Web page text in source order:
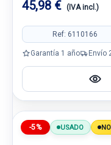
45,98 € (IVA incl.)
Ref: 6110166
Garantía 1 año Envío
-5% USADO